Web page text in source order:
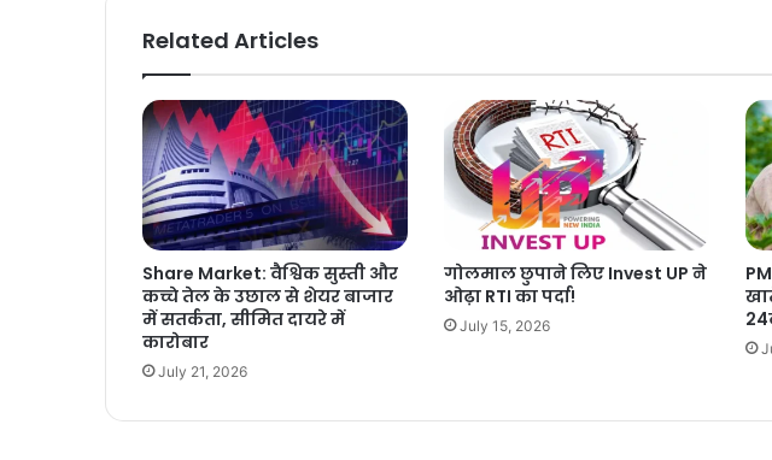
Related Articles
Share Market: वैश्विक सुस्ती और
कच्चे तेल के उछाल से शेयर बाजार
में सतर्कता, सीमित दायरे में
कारोबार
July 21, 2026
गोलमाल छुपाने लिए Invest UP ने
ओढ़ा RTI का पर्दा!
July 15, 2026